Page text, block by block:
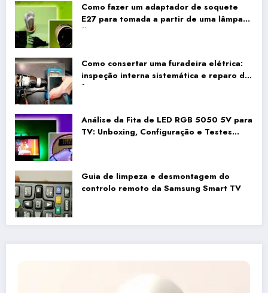
Como fazer um adaptador de soquete
E27 para tomada a partir de uma lâmpada
fluorescente compacta antiga
Como consertar uma furadeira elétrica:
inspeção interna sistemática e reparo da
fiação
Análise da Fita de LED RGB 5050 5V para
TV: Unboxing, Configuração e Testes
Guia de limpeza e desmontagem do
controlo remoto da Samsung Smart TV